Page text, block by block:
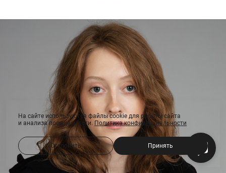
На сайте используются файлы cookie для работы сайта
и анализа посещаемости. Политика конфиденциальности
Отклонить Принять